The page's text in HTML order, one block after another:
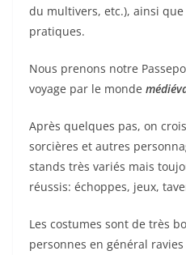
du multivers, etc.), ainsi
pratiques.
Nous prenons notre
voyage par le monde
Après quelques pas, on
sorcières et autres
stands très variés mais
réussis: échoppes, jeux,
Les costumes sont de très
personnes en général